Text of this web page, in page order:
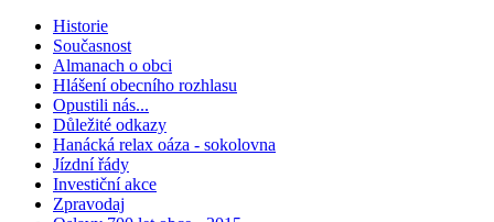
Historie
Současnost
Almanach o obci
Hlášení obecního rozhlasu
Opustili nás...
Důležité odkazy
Hanácká relax oáza - sokolovna
Jízdní řády
Investiční akce
Zpravodaj